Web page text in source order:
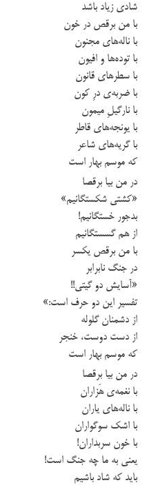
شادی زیاد باشد
با من برقص در خون
با ناله‌های مجنون
با توده‌ها و افیون
با سطرهای قانون
با ضربه‌ی درِ کون
با نارگیلِ میمون
با یونجه‌های قاطر
با گریه‌های شاعر
که موسم بهار است
در من بیا برقصا
«کشتی شکستگانیم»
بدجور خستگانیم!
از هم گسستگانیم
با من برقص یکسر
در جنگ نابرابر
«آسایش دو گیتی!!
تفسیر این دو حرف است:»
از دشمنان گلوله
از دست دوست، خنجر
که موسم بهار است
در من بیا برقصا
با نغمه‌ی هَزاران
با ناله‌های یاران
با اشک سوگواران
با خون سربداران!
یعنی به ما چه جنگ است!
باید که شاد باشیم